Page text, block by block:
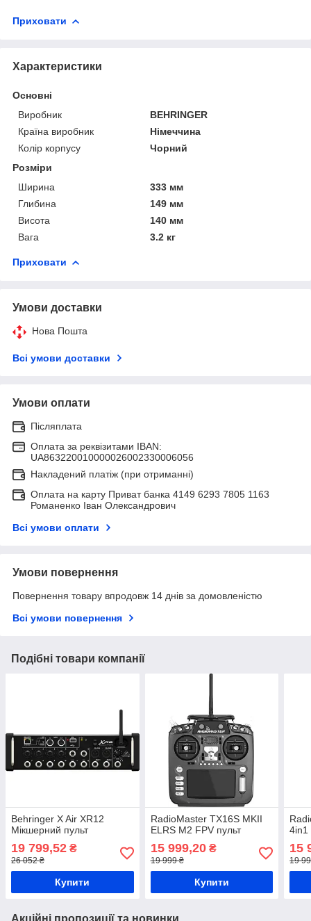
Приховати
Характеристики
Основні
Виробник
BEHRINGER
Країна виробник
Німеччина
Колір корпусу
Чорний
Розміри
Ширина
333 мм
Глибина
149 мм
Висота
140 мм
Вага
3.2 кг
Приховати
Умови доставки
Нова Пошта
Всі умови доставки
Умови оплати
Післяплата
Оплата за реквізитами IBAN:
UA863220010000026002330006056
Накладений платіж (при отриманні)
Оплата на карту Приват банка 4149 6293 7805 1163
Романенко Іван Олександрович
Всі умови оплати
Умови повернення
Повернення товару впродовж 14 днів за домовленістю
Всі умови повернення
Подібні товари компанії
Behringer X Air XR12
Мікшерний пульт
19 799,52 ₴
26 052 ₴
Купити
RadioMaster TX16S MKII
ELRS M2 FPV пульт
15 999,20₴
19 999 ₴
Купити
4in1
15
19